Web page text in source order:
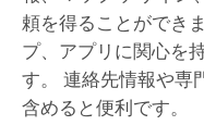
頼を得ることができ
プ、アプリに関心を
す。 連絡先情報や専
含めると便利です。